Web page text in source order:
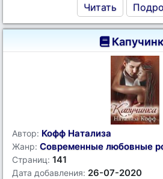
Читать
Автор: Кофф Натализа
Жанр: Современные любовные
Страниц: 141
Дата добавления: 26-07-2020